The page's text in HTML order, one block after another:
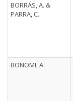
BORRÁS, A. &
PARRA, C.
BONOMI, A.